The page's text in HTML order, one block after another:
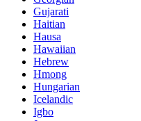
Gujarati
Haitian
Hausa
Hawaiian
Hebrew
Hmong
Hungarian
Icelandic
Igbo